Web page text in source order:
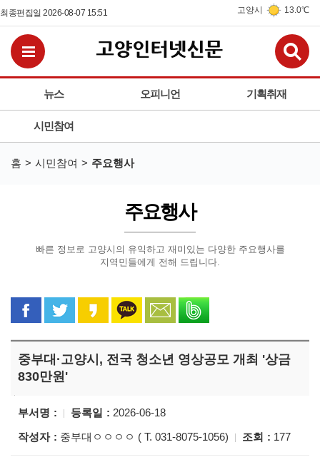
최종편집일 2026-08-07 15:51 고양시 13.0℃
뉴스 오피니언 기획취재
시민참여
전체메뉴보기
홈 시민참여 주요행사
주요행사
빠른 정보로 고양시의 유익하고 재미있는 다양한 주요행사를
지역민들에게 전해 드립니다.
페이스북으로 공유
트위터로 공유카카오 스토리로 공유
카카오톡으로 공유
문자로 공유
중부대·고양시, 전국 청소년 영상공모 개최 '상금
830만원'
부서명 등록일
2026-06-18
작성자
중부대ㅇㅇㅇㅇ ( T. 031-8075-1056) 조회 177